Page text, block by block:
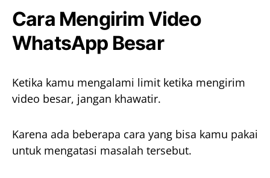
Cara Mengirim Video
WhatsApp Besar
Ketika kamu mengalami limit ketika mengirim
video besar, jangan khawatir.
Karena ada beberapa cara yang bisa kamu pakai
untuk mengatasi masalah tersebut.